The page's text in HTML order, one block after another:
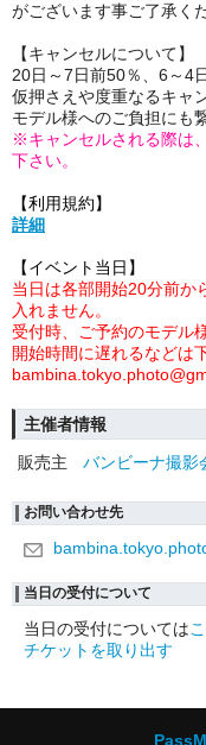
がございます事ご了承く
【キャンセルについて】
20日～7日前50％、6～4
仮押さえや度重なるキャ
モデル様へのご負担にも
※キャンセルされる際は
下さい。
【利用規約】
詳細
【イベント当日】
当日は各部開始20分前か
入れません。
受付時、ご予約のモデル
開始時間に遅れるなどは
主催者情報
販売主
バンビーナ撮影
お問い合わせ先
当日の受付について
当日の受付については
チケットを取り出す